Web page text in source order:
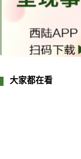
大家都在看